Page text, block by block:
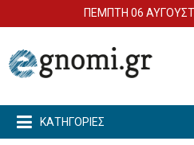
ΠΕΜΠΤΗ 06
ΚΑΤΗΓΟΡΙΕΣ